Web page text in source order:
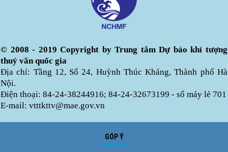
© 2008 - 2019 Copyright by Trung tâm Dự báo khí tượng
thuỷ văn quốc gia
Địa chỉ: Tầng 12, Số 24, Huỳnh Thúc Kháng, Thành phố Hà
Nội.
Điện thoại: 84-24-38244916; 84-24-32673199 - số máy lẻ 701
E-mail: vtttkttv@mae.gov.vn
GÓP Ý